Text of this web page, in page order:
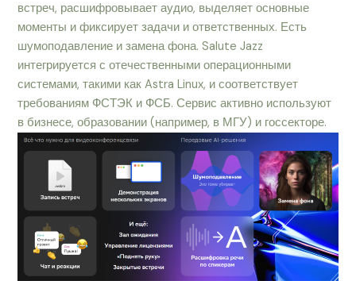
встреч, расшифровывает аудио, выделяет основные
моменты и фиксирует задачи и ответственных. Есть
шумоподавление и замена фона. Salute Jazz
интегрируется с отечественными операционными
системами, такими как Astra Linux, и соответствует
требованиям ФСТЭК и ФСБ. Сервис активно используют
в бизнесе, образовании (например, в МГУ) и госсекторе.